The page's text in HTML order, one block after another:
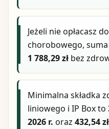
Jeżeli nie opłacasz
chorobowego,
1 788,29 zł bez
Minimalna składka
liniowego i IP Box to
2026 r. oraz432,54